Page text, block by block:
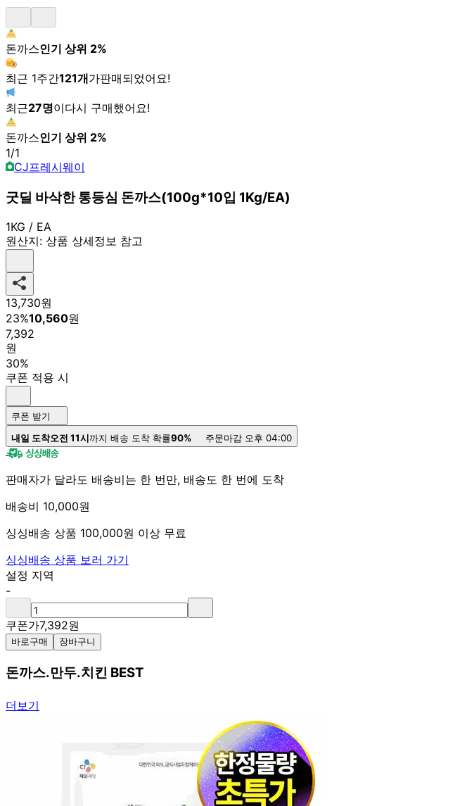
돈까스인기 상위 2%
최근 1주간121개가판매되었어요!
최근27명이다시 구매했어요!
돈까스인기 상위 2%
1/1
CJ프레시웨이
굿딜 바삭한 통등심 돈까스(100g*10입 1Kg/EA)
1KG / EA
원산지: 상품 상세정보 참고
13,730원
23%10,560원
7,392
원
30%
쿠폰 적용 시
쿠폰 받기
내일 도착오전 11시까지 배송 도착 확률90% 주문마감 오후 04:00
판매자가 달라도 배송비는 한 번만, 배송도 한 번에 도착
배송비 10,000원
싱싱배송 상품 100,000원 이상 무료
싱싱배송 상품 보러 가기
설정 지역
-
쿠폰가7,392원
바로구매 장바구니
돈까스.만두.치킨 BEST
더보기